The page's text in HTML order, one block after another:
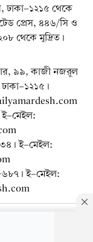
ঢাকা-১২১৫ থেকে
প্রেস, ৪৪৬/সি ও
থেকে মুদ্রিত।
৯৯, কাজী নজরুল
১২১৫।
ই-মেইল:
। ই-মেইল:
। ই-মেইল: